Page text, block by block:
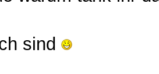
sind